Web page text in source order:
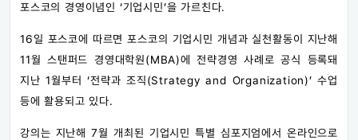
포스코의 경영이념인 ‘기업시민’을 가르친다.
16일 포스코에 따르면 포스코의 기업시민 개념과 실천활동이 지난해
11월 스탠퍼드 경영대학원(MBA)에 전략경영 사례로 공식 등록돼
지난 1월부터 ‘전략과 조직(Strategy and Organization)’ 수업
등에 활용되고 있다.
강의는 지난해 7월 개최된 기업시민 특별 심포지엄에서 온라인으로